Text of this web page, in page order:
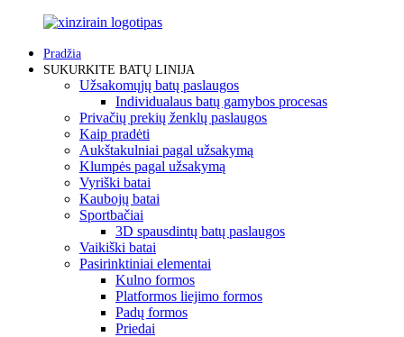
Pradžia
SUKURKITE BATŲ LINIJA
Užsakomųjų batų paslaugos
Individualaus batų gamybos procesas
Privačių prekių ženklų paslaugos
Kaip pradėti
Aukštakulniai pagal užsakymą
Klumpės pagal užsakymą
Vyriški batai
Kaubojų batai
Sportbačiai
3D spausdintų batų paslaugos
Vaikiški batai
Pasirinktiniai elementai
Kulno formos
Platformos liejimo formos
Padų formos
Priedai